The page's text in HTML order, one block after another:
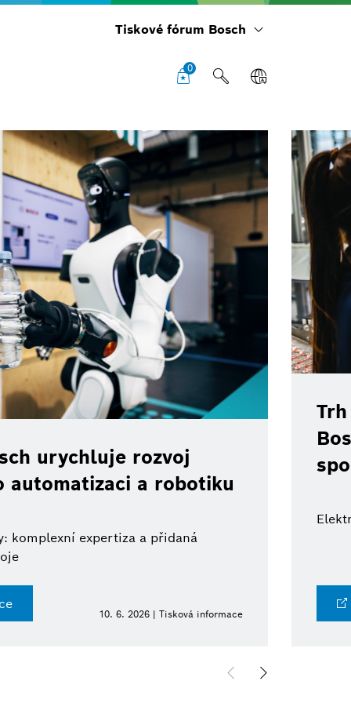
Tiskové fórum Bosch
0
urychluje rozvoj
automatizaci a robotiku
komplexní expertiza a přidaná
10. 6. 2026 | Tisková informace